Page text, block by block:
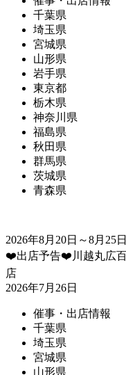
千葉県
埼玉県
宮城県
山形県
岩手県
東京都
栃木県
神奈川県
福島県
秋田県
群馬県
茨城県
青森県
2026年8月20日～8月25日
❤️出店予告❤️川越丸広百
店
2026年7月26日
催事・出店情報
千葉県
埼玉県
宮城県
山形県